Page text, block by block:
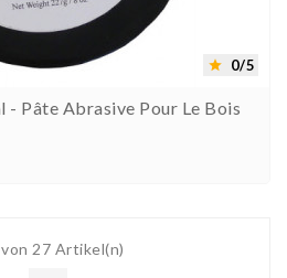
 0/5
Pâte Abrasive Pour Le Bois
27 Artikel(n)